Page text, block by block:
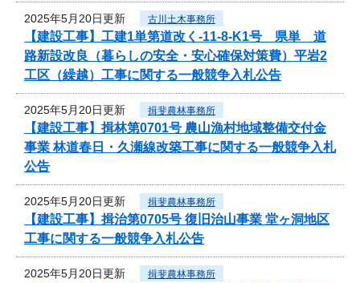
2025年5月20日更新 古川土木事務所
【建設工事】工建1単第道改く-11-8-K1号 県単 道
路新設改良（暮らしの安全・安心確保対策費）平岩2
工区（繰越）工事に関する一般競争入札公告
2025年5月20日更新 揖斐農林事務所
【建設工事】揖林第0701号 農山漁村地域整備交付金
事業 林道春日・久瀬線改築工事に関する一般競争入札
公告
2025年5月20日更新 揖斐農林事務所
【建設工事】揖治第0705号 復旧治山事業 堂ヶ洞地区
工事に関する一般競争入札公告
2025年5月20日更新 揖斐農林事務所